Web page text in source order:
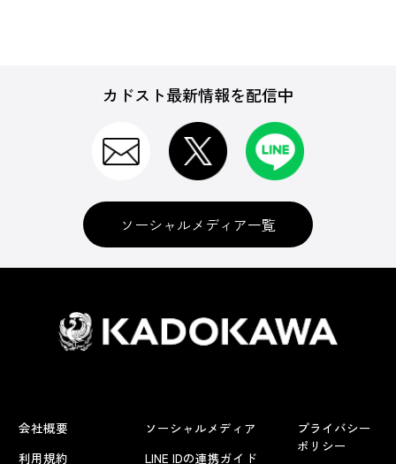
カドスト最新情報を配信中
ソーシャルメディア一覧
会社概要
利用規約
ソーシャルメディア
LINE IDの連携ガイド
プライバシー
ポリシー